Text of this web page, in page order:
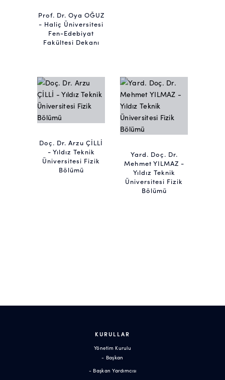
Prof. Dr. Oya OĞUZ
- Haliç Üniversitesi
Fen-Edebiyat
Fakültesi Dekanı
Doç. Dr. Arzu ÇİLLİ
- Yıldız Teknik
Üniversitesi Fizik
Bölümü
Yard. Doç. Dr.
Mehmet YILMAZ -
Yıldız Teknik
Üniversitesi Fizik
Bölümü
KURULLAR
Yönetim Kurulu
- Başkan
- Başkan Yardımcısı